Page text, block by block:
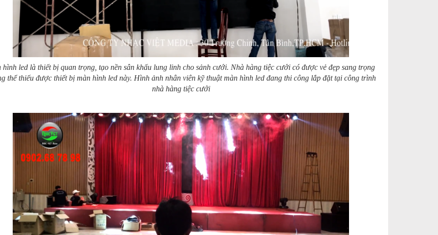
hình led là thiết bị quan trọng, tạo nền sân khấu lung linh cho sảnh cưới. Nhà hàng tiệc cưới có được vẻ đẹp sang trọng
thể thiếu được thiết bị màn hình led này. Hình ảnh nhân viên kỹ thuật màn hình led đang thi công lắp đặt tại công trình
nhà hàng tiệc cưới